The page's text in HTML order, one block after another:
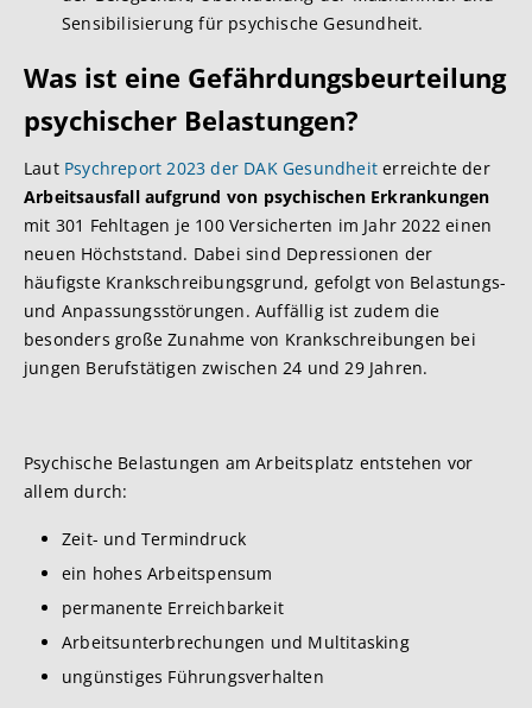
Sensibilisierung für psychische Gesundheit.
Was ist eine Gefährdungsbeurteilung
psychischer Belastungen?
Laut Psychreport 2023 der DAK Gesundheit erreichte der
Arbeitsausfall aufgrund von psychischen Erkrankungen
mit 301 Fehltagen je 100 Versicherten im Jahr 2022 einen
neuen Höchststand. Dabei sind Depressionen der
häufigste Krankschreibungsgrund, gefolgt von Belastungs-
und Anpassungsstörungen. Auffällig ist zudem die
besonders große Zunahme von Krankschreibungen bei
jungen Berufstätigen zwischen 24 und 29 Jahren.
Psychische Belastungen am Arbeitsplatz entstehen vor
allem durch:
Zeit- und Termindruck
ein hohes Arbeitspensum
permanente Erreichbarkeit
Arbeitsunterbrechungen und Multitasking
ungünstiges Führungsverhalten